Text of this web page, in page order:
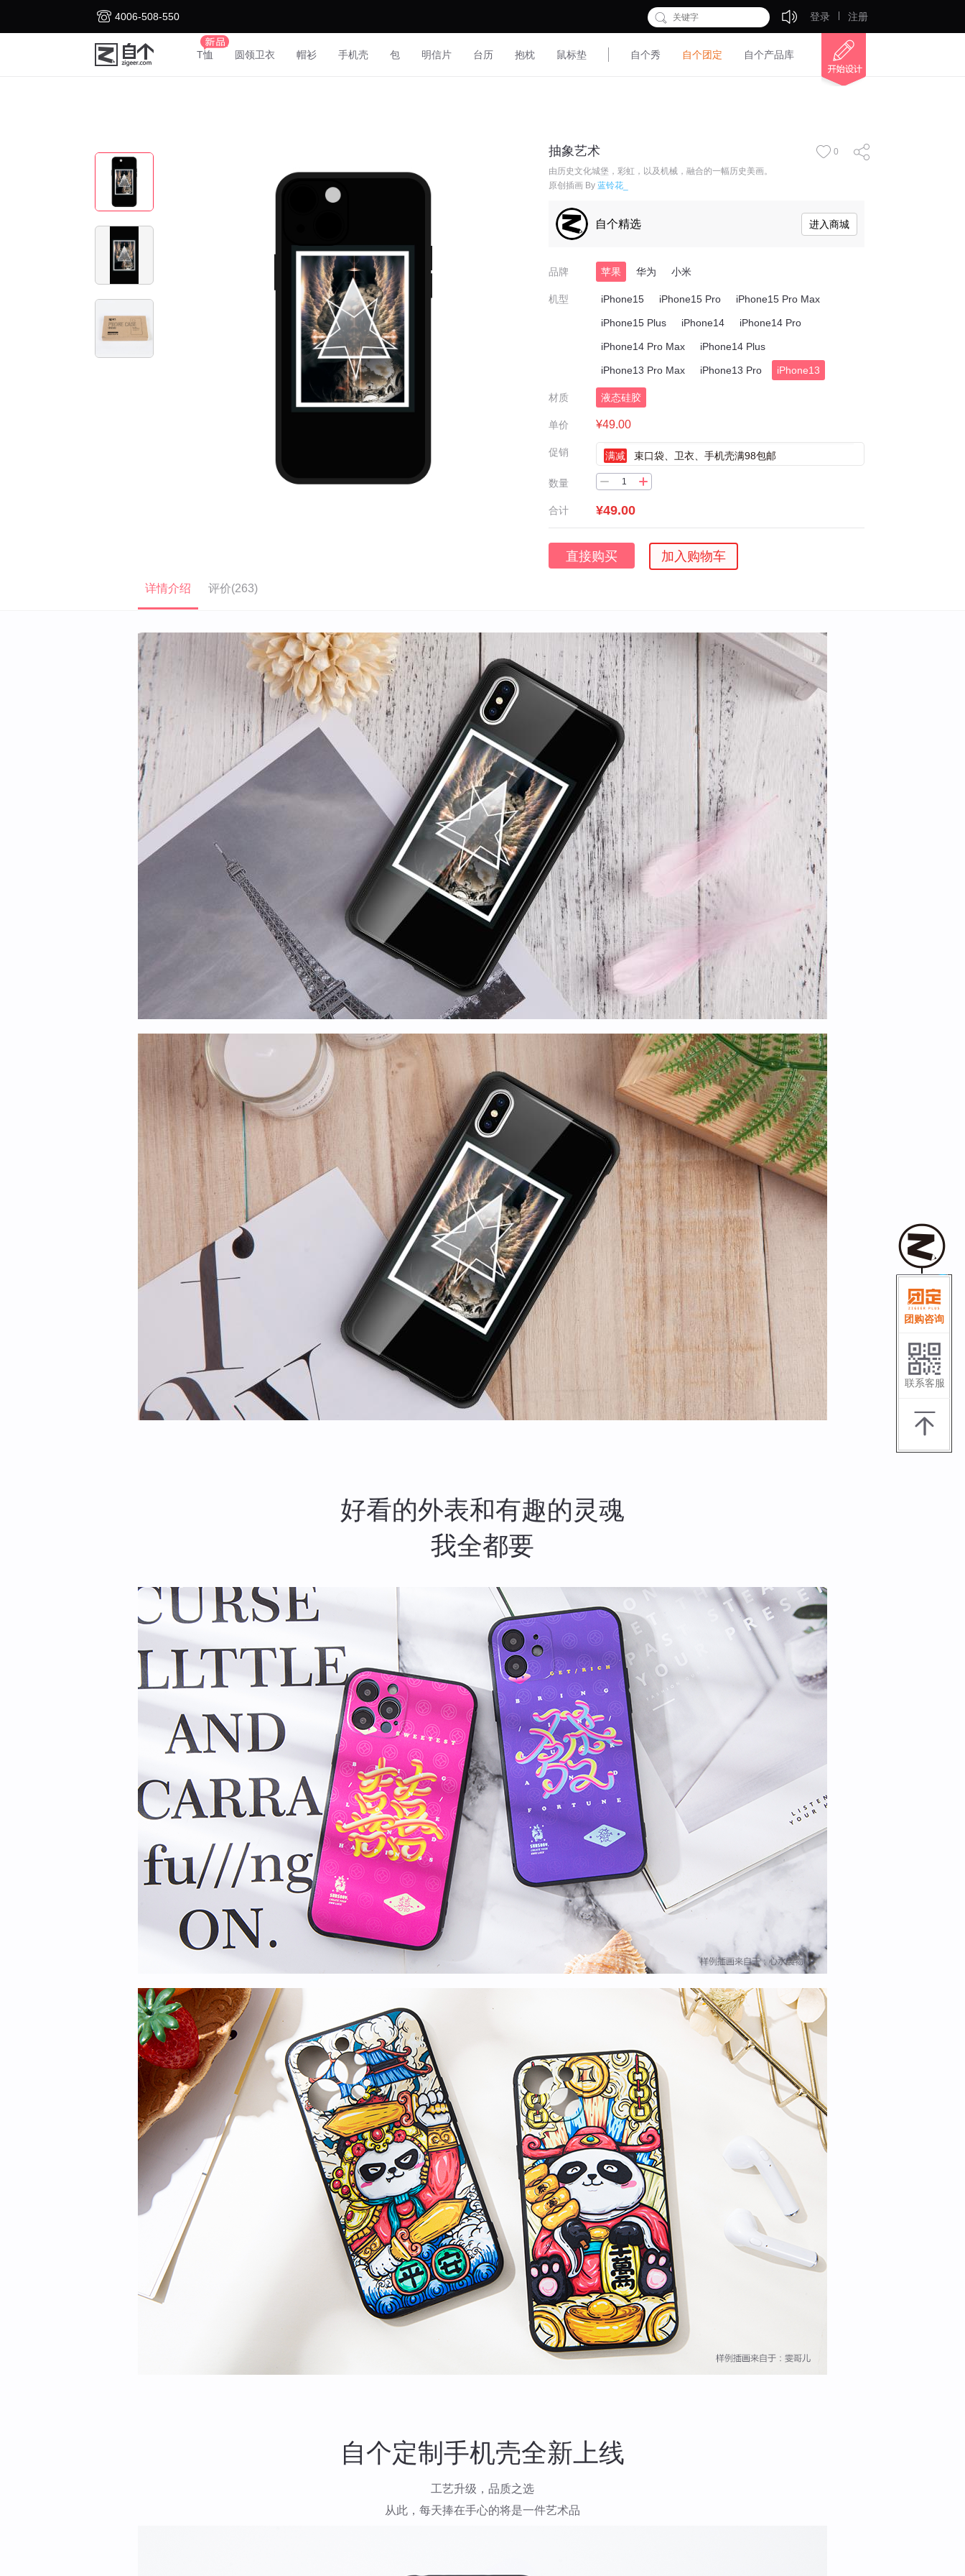
4006-508-550 登录 注册
T恤 圆领卫衣 帽衫 手机壳 包 明信片 台历 抱枕 鼠标垫 自个秀 自个团定 自个产品库
抽象艺术
由历史文化城堡，彩虹，以及机械，融合的一幅历史美画。
0
原创插画 By 蓝铃花_
自个精选 进入商城
品牌 苹果 华为 小米
机型 iPhone15 iPhone15 Pro iPhone15 Pro Max
iPhone15 Plus iPhone14 iPhone14 Pro
iPhone14 Pro Max iPhone14 Plus
iPhone13 Pro Max iPhone13 Pro iPhone13
材质 液态硅胶
单价 ¥49.00
促销 满减 束口袋、卫衣、手机壳满98包邮
数量
合计 ¥49.00
直接购买 加入购物车
详情介绍 评价(263)
好看的外表和有趣的灵魂
我全都要
自个定制手机壳全新上线
工艺升级，品质之选
从此，每天捧在手心的将是一件艺术品
团购咨询
联系客服